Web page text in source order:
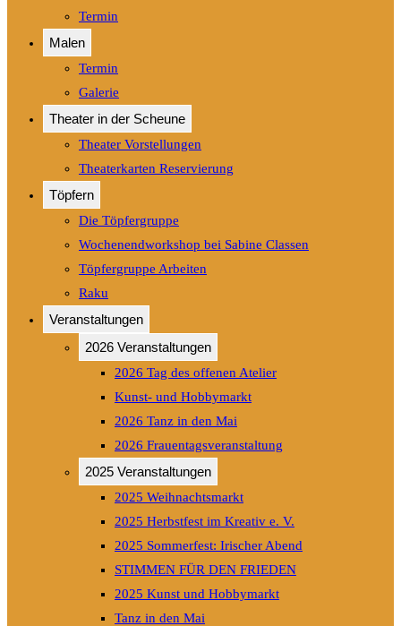
Termin
Malen
Termin
Galerie
Theater in der Scheune
Theater Vorstellungen
Theaterkarten Reservierung
Töpfern
Die Töpfergruppe
Wochenendworkshop bei Sabine Classen
Töpfergruppe Arbeiten
Raku
Veranstaltungen
2026 Veranstaltungen
2026 Tag des offenen Atelier
Kunst- und Hobbymarkt
2026 Tanz in den Mai
2026 Frauentagsveranstaltung
2025 Veranstaltungen
2025 Weihnachtsmarkt
2025 Herbstfest im Kreativ e. V.
2025 Sommerfest: Irischer Abend
STIMMEN FÜR DEN FRIEDEN
2025 Kunst und Hobbymarkt
Tanz in den Mai